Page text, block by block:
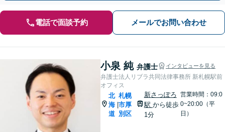
電話で面談予約 メールでお問い合わせ
小泉 純 弁護士 インタビューを見る
弁護士法人リブラ共同法律事務所 新札幌駅前
オフィス
北
海
道
|
札幌
市厚
別区
新さっぽろ
駅 から徒歩
1分
営業時間：09:0
0~20:00（平
日）